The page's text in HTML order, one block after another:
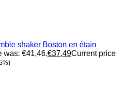
shaker Boston en étain
was: €41,46.€37,49Current price